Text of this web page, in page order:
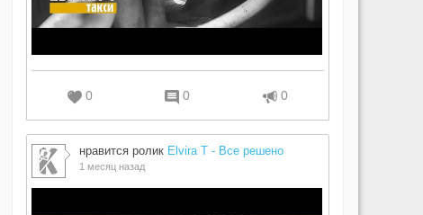
0 0 0
нравится ролик Elvira T - Все решено
1 месяц назад